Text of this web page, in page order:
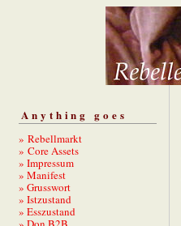
Anything goes
» Rebellmarkt
» Core Assets
» Impressum
» Manifest
» Grusswort
» Istzustand
» Esszustand